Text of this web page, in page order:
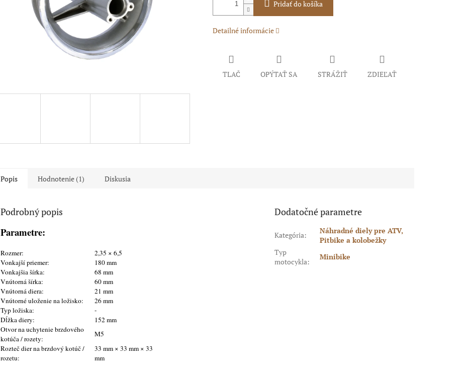
Pridať do košíka
Detailné informácie
TLAČ OPÝTAŤ SA STRÁŽIŤ ZDIEĽAŤ
Popis Hodnotenie (1) Diskusia
Podrobný popis
Parametre:
Rozmer:
2,35 × 6,5
Vonkajší priemer:
180 mm
Vonkajšia šírka:
68 mm
Vnútorná šírka:
60 mm
Vnútorná diera:
21 mm
Vnútorné uloženie na ložisko:
26 mm
Typ ložiska:
-
Dĺžka diery:
152 mm
Otvor na uchytenie brzdového
kotúča / rozety:
M5
Rozteč dier na brzdový kotúč /
rozetu:
33 mm × 33 mm × 33
mm
Dodatočné parametre
Kategória:
Náhradné diely pre ATV,
Pitbike a kolobežky
Typ
motocykla:
Minibike